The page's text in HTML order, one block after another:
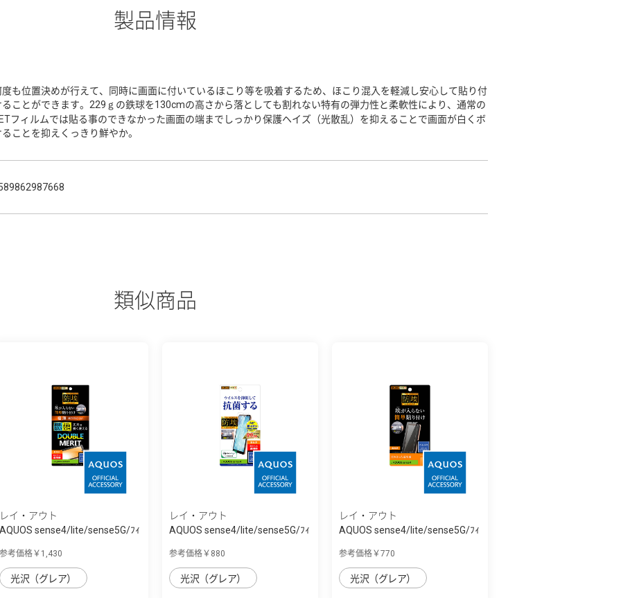
製品情報
度も位置決めが行えて、同時に画面に付いているほこり等を吸着するため、ほこり混入を軽減し安心して貼り付
ることができます。229ｇの鉄球を130cmの高さから落としても割れない特有の弾力性と柔軟性により、通常の
フィルムでは貼る事のできなかった画面の端までしっかり保護ヘイズ（光散乱）を抑えることで画面が白くボ
ことを抑えくっきり鮮やか。
類似商品
レイ・アウト
AQUOS sense4/lite/sense5G/ﾌｨ
参考価格￥1,430
光沢（グレア）
レイ・アウト
AQUOS sense4/lite/sense5G/ﾌｨ
参考価格￥880
光沢（グレア）
レイ・アウト
AQUOS sense4/lite/sense5G/ﾌｨ
参考価格￥770
光沢（グレア）